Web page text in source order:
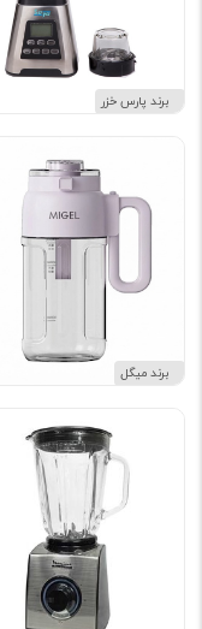
آسیاب-مخلوط کن های
از فروش پارس شید
خزر در سراسر ایران با بیش از 450 مرکز خدمات می
برند پارس خزر
برند میگل